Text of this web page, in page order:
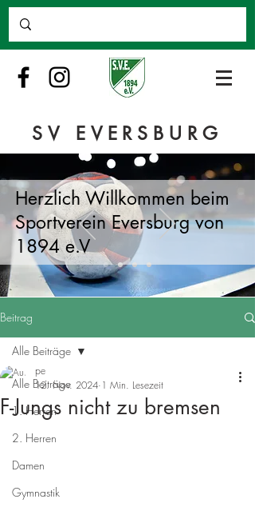
SV EVERSBURG
Herzlich Willkommen beim
Sportverein Eversburg von
1894 e.V
Beitrag
Alle Beiträge
1. Herren
2. Herren
Damen
Gymnastik
Alle Beiträge
F-Jungs nicht zu bremsen
pe
12. Nov. 2024 1 Min. Lesezeit